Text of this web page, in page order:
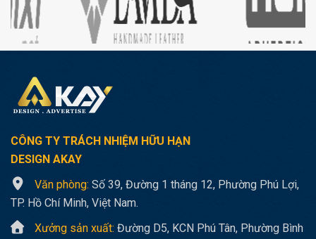
CÔNG TY TRÁCH NHIỆM HỮU HẠN
DESIGN AKAY
Văn phòng: Số 39, Đường 1 tháng 12, Phường Phú Lợi,
TP. Hồ Chí Minh, Việt Nam.
Xưởng sản xuất: Đường D5, KCN Phú Tân, Phường Bình